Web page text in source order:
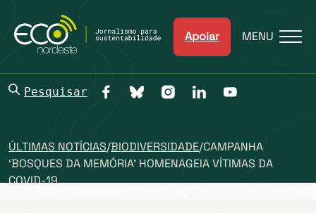
Apoiar MENU
Pesquisar
ÚLTIMAS NOTÍCIAS/BIODIVERSIDADE/CAMPANHA
‘BOSQUES DA MEMÓRIA’ HOMENAGEIA VÍTIMAS DA
COVID-19